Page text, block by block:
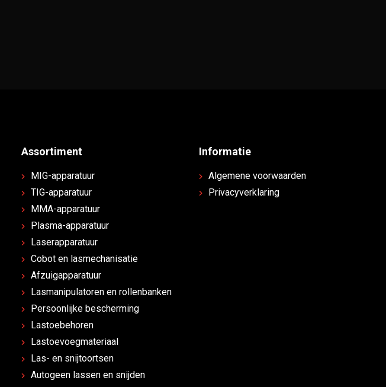
Assortiment
MIG-apparatuur
TIG-apparatuur
MMA-apparatuur
Plasma-apparatuur
Laserapparatuur
Cobot en lasmechanisatie
Afzuigapparatuur
Lasmanipulatoren en rollenbanken
Persoonlijke bescherming
Lastoebehoren
Lastoevoegmateriaal
Las- en snijtoortsen
Autogeen lassen en snijden
Informatie
Algemene voorwaarden
Privacyverklaring